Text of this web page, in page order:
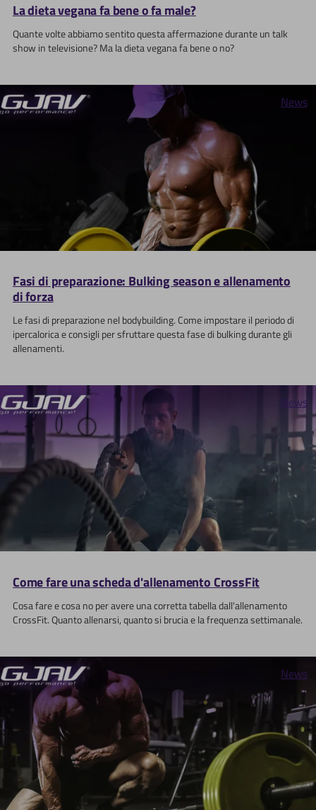
La dieta vegana fa bene o fa male?
Quante volte abbiamo sentito questa affermazione durante un talk
show in televisione? Ma la dieta vegana fa bene o no?
News
Fasi di preparazione: Bulking season e allenamento
di forza
Le fasi di preparazione nel bodybuilding. Come impostare il periodo di
ipercalorica e consigli per sfruttare questa fase di bulking durante gli
allenamenti.
News
Come fare una scheda d'allenamento CrossFit
Cosa fare e cosa no per avere una corretta tabella dall'allenamento
CrossFit. Quanto allenarsi, quanto si brucia e la frequenza settimanale.
News